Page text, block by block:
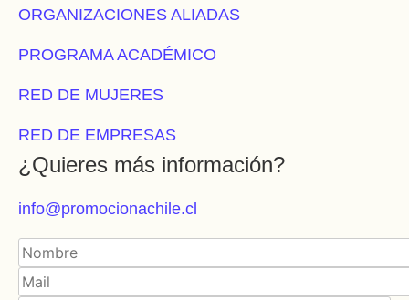
ORGANIZACIONES ALIADAS
PROGRAMA ACADÉMICO
RED DE MUJERES
RED DE EMPRESAS
¿Quieres más información?
info@promocionachile.cl